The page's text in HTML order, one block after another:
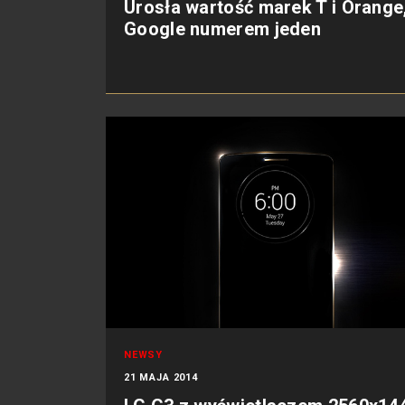
Urosła wartość marek T i
Google numerem jeden
NEWSY
21 MAJA 2014